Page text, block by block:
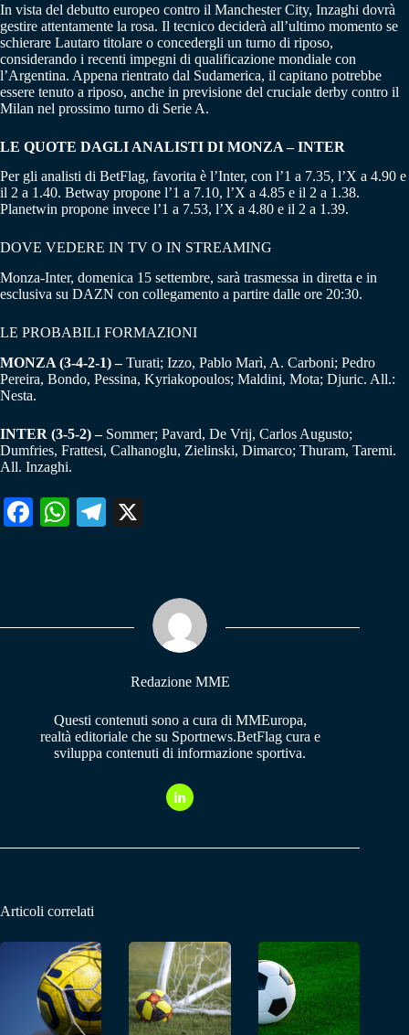
In vista del debutto europeo contro il Manchester City, Inzaghi dovrà
gestire attentamente la rosa. Il tecnico deciderà all’ultimo momento se
schierare Lautaro titolare o concedergli un turno di riposo,
considerando i recenti impegni di qualificazione mondiale con
l’Argentina. Appena rientrato dal Sudamerica, il capitano potrebbe
essere tenuto a riposo, anche in previsione del cruciale derby contro il
Milan nel prossimo turno di Serie A.
LE QUOTE DAGLI ANALISTI DI MONZA – INTER
Per gli analisti di BetFlag, favorita è l’Inter, con l’1 a 7.35, l’X a 4.90 e
il 2 a 1.40. Betway propone l’1 a 7.10, l’X a 4.85 e il 2 a 1.38.
Planetwin propone invece l’1 a 7.53, l’X a 4.80 e il 2 a 1.39.
DOVE VEDERE IN TV O IN STREAMING
Monza-Inter, domenica 15 settembre, sarà trasmessa in diretta e in
esclusiva su DAZN con collegamento a partire dalle ore 20:30.
LE PROBABILI FORMAZIONI
MONZA (3-4-2-1) –Turati; Izzo, Pablo Marì, A. Carboni; Pedro
Pereira, Bondo, Pessina, Kyriakopoulos; Maldini, Mota; Djuric. All.:
Nesta.
INTER (3-5-2) –Sommer; Pavard, De Vrij, Carlos Augusto;
Dumfries, Frattesi, Calhanoglu, Zielinski, Dimarco; Thuram, Taremi.
All. Inzaghi.
Fa W
pp
Te
m
Redazione MME
Questi contenuti sono a cura di MMEuropa,
realtà editoriale che su Sportnews.BetFlag cura e
sviluppa contenuti di informazione sportiva.
Articoli correlati